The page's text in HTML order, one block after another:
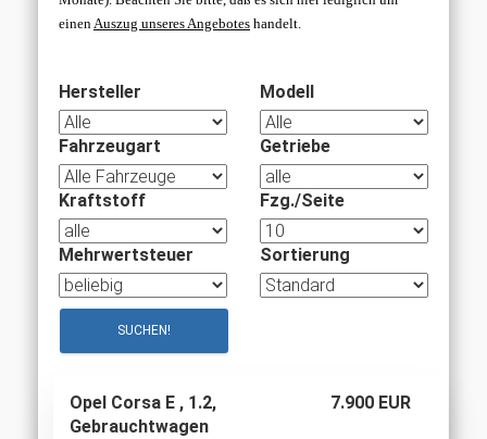
einenAuszug unseres Angebotes handelt.
Hersteller Modell
Fahrzeugart Getriebe
Kraftstoff Fzg./Seite
Mehrwertsteuer Sortierung
Opel Corsa E , 1.2,
Gebrauchtwagen
7.900 EUR